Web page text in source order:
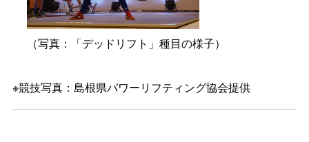
（写真：「デッドリフト」種目の様子）
※競技写真：島根県パワーリフティング協会提供